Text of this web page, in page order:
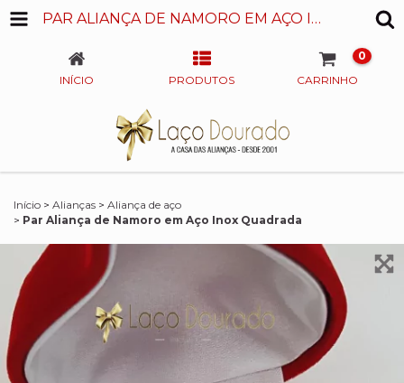
PAR ALIANÇA DE NAMORO EM AÇO INOX QUADRADA
INÍCIO PRODUTOS CARRINHO
0
Início > Alianças > Aliança de aço
> Par Aliança de Namoro em Aço Inox Quadrada